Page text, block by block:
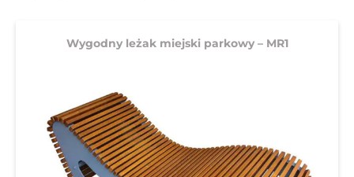
Wygodny leżak miejski parkowy – MR1